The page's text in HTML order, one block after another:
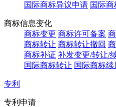
国际商标异议申请 国际
商标信息变化
商标变更 商标许可备案
商标转让 商标转让撤回
商标补证 补发变更/转让/
国际商标转让 国际商标续
专利
专利申请